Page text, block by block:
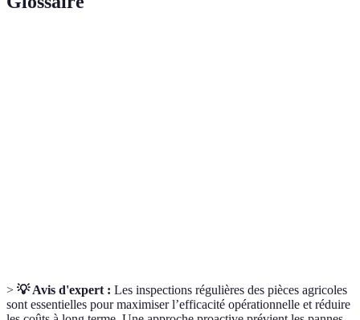
> 💡 Avis d'expert : Les inspections régulières des pièces agricoles
sont essentielles pour maximiser l’efficacité opérationnelle et réduire